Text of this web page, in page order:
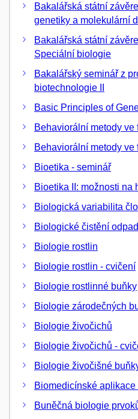
Bakalářská státní
genetiky a molekulární
Bakalářská státní
Speciální biologie
Bakalářský seminář z
biotechnologie II
Basic Principles of
Behaviorální metody ve
Behaviorální metody
Bioetika - seminář
Bioetika II: možnosti na
Biologická variabilita
Biologické čistění
Biologie rostlin
Biologie rostlin - cvičení
Biologie rostlinné buňky
Biologie zárodečných
Biologie živočichů
Biologie živočichů -
Biologie živočišné
Biomedicínské
Buněčná biologie